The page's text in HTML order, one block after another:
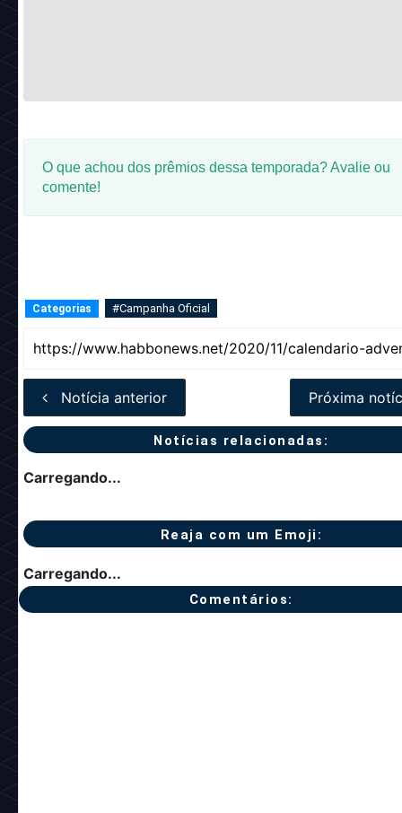
O que achou dos prêmios dessa temporada? Avalie ou
comente!
Categorias #Campanha Oficial
Notícia anterior Próxima
Notícias relacionadas:
Carregando...
Reaja com um Emoji:
Carregando...
Comentários: